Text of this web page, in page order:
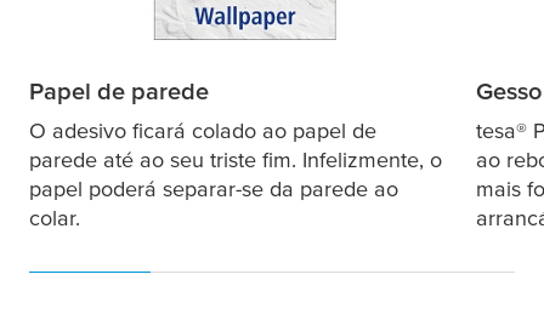
Papel de parede
O adesivo ficará colado ao papel de
parede até ao seu triste fim. Infelizmente, o
papel poderá separar-se da parede ao
colar.
Gesso
tesa®
ao
mais